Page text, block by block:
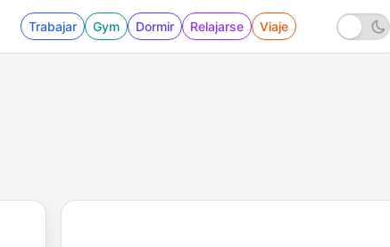
Trabajar Gym Dormir Relajarse Viaje